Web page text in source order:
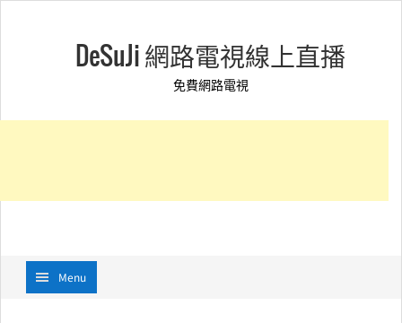
DeSuJi 網路電視線上直播
免費網路電視
Menu